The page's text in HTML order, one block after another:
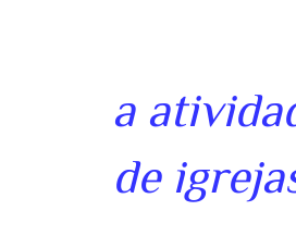
a
de